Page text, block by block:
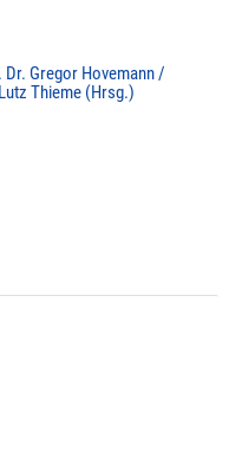
Gregor Hovemann /
Thieme (Hrsg.)